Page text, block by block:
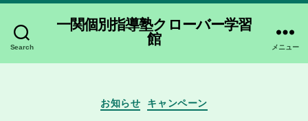
Search
一関個別指導塾クローバー学習
館
メニュー
カ
テ
お知らせ キャンペーン